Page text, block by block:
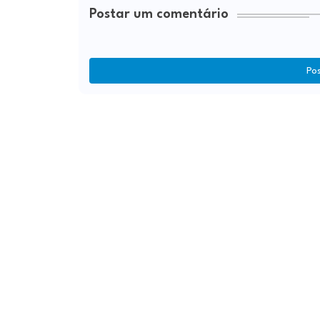
Postar um comentário